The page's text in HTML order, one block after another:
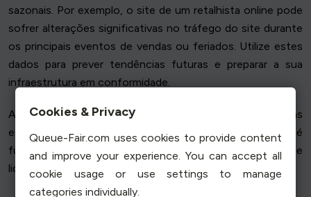
sazonais. Por exemplo, o site de um retalhista online pode
sofrer alterações significativas no tráfego do site durante
os principais eventos de vendas ou feriados. Utilize estes
dados para prever tendências futuras e preparar a sua
infraestrutura em conformidade.
A análise regular ajuda a identificar anomalias e a ajustar as
estratégias de forma proactiva. Este processo contínuo é
fundamental para manter um sítio Web robusto capaz de
lidar com picos de tráfego.
Cookies & Privacy
Queue-Fair.com uses cookies to provide content
and improve your experience. You can accept all
cookie usage or use settings to manage
categories individually.